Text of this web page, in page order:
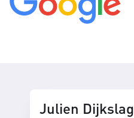
Julien Dijkslag